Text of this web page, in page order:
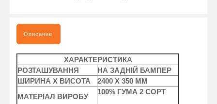
Описание
ХАРАКТЕРИСТИКА
РОЗТАШУВАННЯ
НА ЗАДНІЙ БАМПЕР
ШИРИНА Х ВИСОТА
2400 Х 350 ММ
МАТЕРІАЛ ВИРОБУ
100% ГУМА 2 СОРТ